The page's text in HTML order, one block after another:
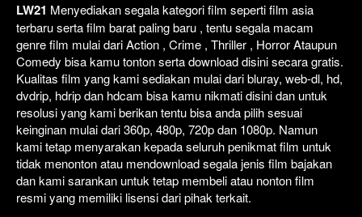
LW21 Menyediakan segala kategori film seperti film asia
terbaru serta film barat paling baru , tentu segala macam
genre film mulai dari Action , Crime , Thriller , Horror Ataupun
Comedy bisa kamu tonton serta download disini secara gratis.
Kualitas film yang kami sediakan mulai dari bluray, web-dl, hd,
dvdrip, hdrip dan hdcam bisa kamu nikmati disini dan untuk
resolusi yang kami berikan tentu bisa anda pilih sesuai
keinginan mulai dari 360p, 480p, 720p dan 1080p. Namun
kami tetap menyarakan kepada seluruh penikmat film untuk
tidak menonton atau mendownload segala jenis film bajakan
dan kami sarankan untuk tetap membeli atau nonton film
resmi yang memiliki lisensi dari pihak terkait.